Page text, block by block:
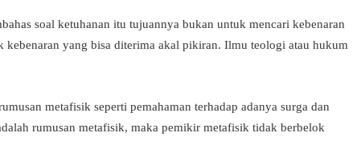
soal ketuhanan itu tujuannya bukan untuk mencari kebenaran
yang bisa diterima akal pikiran. Ilmu teologi atau hukum
metafisik seperti pemahaman terhadap adanya surga dan
rumusan metafisik, maka pemikir metafisik tidak berbelok